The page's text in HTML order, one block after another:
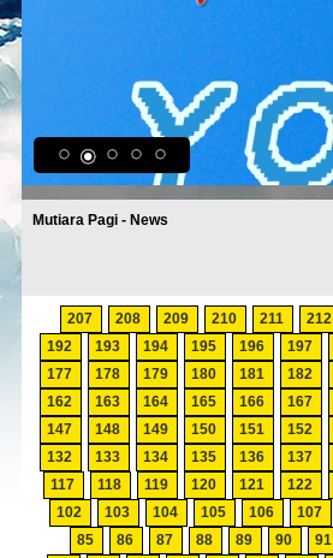
Mutiara Pagi - News
212
211
210
209
208
207
197
196
195
194
193
192
182
181
180
179
178
177
167
166
165
164
163
162
152
151
150
149
148
147
137
136
135
134
133
132
122
121
120
119
118
117
107
106
105
104
103
102
91
90
89
88
87
86
85